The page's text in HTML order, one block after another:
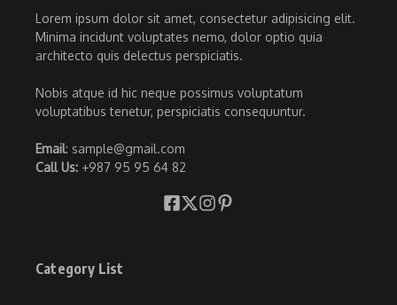
Lorem ipsum dolor sit amet, consectetur adipisicing elit.
Minima incidunt voluptates nemo, dolor optio quia
architecto quis delectus perspiciatis.
Nobis atque id hic neque possimus voluptatum
voluptatibus tenetur, perspiciatis consequuntur.
Email: sample@gmail.com
Call Us: +987 95 95 64 82
Category List